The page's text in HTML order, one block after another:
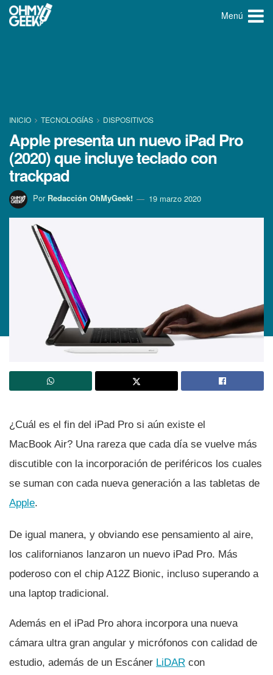
Menú
INICIO TECNOLOGÍ­AS DISPOSITIVOS
Apple presenta un nuevo iPad Pro
(2020) que incluye teclado con
trackpad
Por Redacción OhMyGeek! 19 marzo 2020
¿Cuál es el fin del iPad Pro si aún existe el
MacBook Air? Una rareza que cada dí­a se vuelve más
discutible con la incorporación de periféricos los cuales
se suman con cada nueva generación a las tabletas de
Apple.
De igual manera, y obviando ese pensamiento al aire,
los californianos lanzaron un nuevo iPad Pro. Más
poderoso con el chip A12Z Bionic, incluso superando a
una laptop tradicional.
Además en el iPad Pro ahora incorpora una nueva
cámara ultra gran angular y micrófonos con calidad de
estudio, además de un Escáner LiDAR con